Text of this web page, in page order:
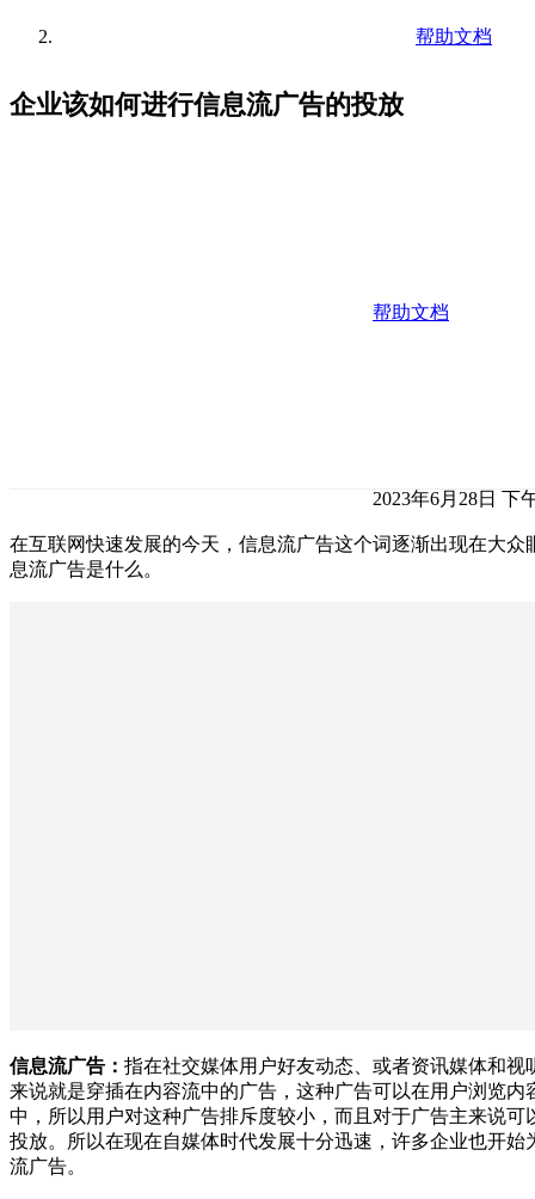
帮助文档
企业该如何进行信息流广告的投放
帮助文档
2023年6月28日 下
在互联网快速发展的今天，信息流广告这个词逐渐出现在大众
息流广告是什么。
信息流广告： 指在社交媒体用户好友动态、或者资讯媒体和视
来说就是穿插在内容流中的广告，这种广告可以在用户浏览内
中，所以用户对这种广告排斥度较小，而且对于广告主来说可
投放。所以在现在自媒体时代发展十分迅速，许多企业也开始
流广告。